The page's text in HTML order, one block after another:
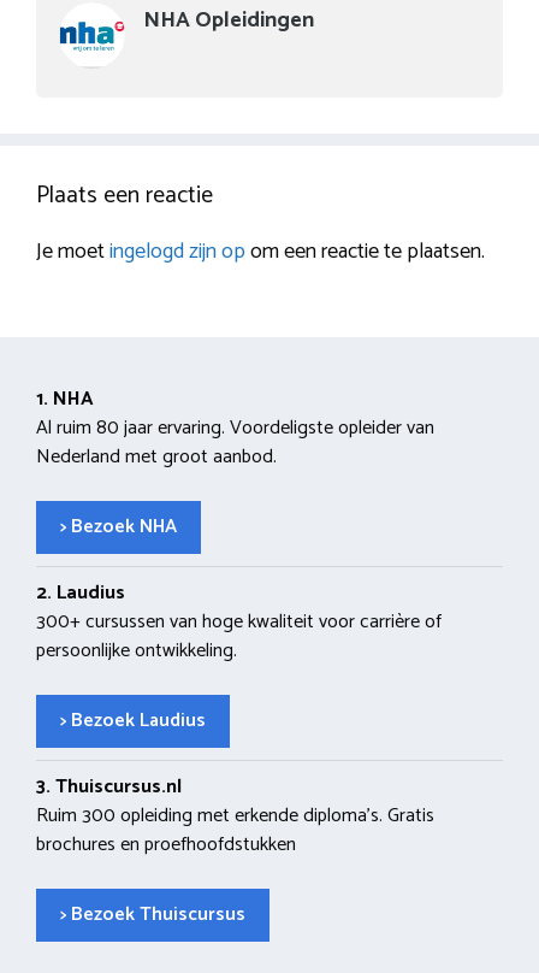
NHA Opleidingen
Plaats een reactie
Je moetingelogd zijn opom een reactie te plaatsen.
1. NHA
Al ruim 80 jaar ervaring. Voordeligste opleider van
Nederland met groot aanbod.
> Bezoek NHA
2. Laudius
300+ cursussen van hoge kwaliteit voor carrière of
persoonlijke ontwikkeling.
> Bezoek Laudius
3. Thuiscursus.nl
Ruim 300 opleiding met erkende diploma’s. Gratis
brochures en proefhoofdstukken
> Bezoek Thuiscursus